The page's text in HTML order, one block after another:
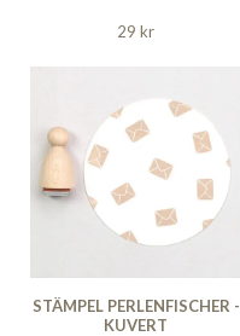
29 kr
STÄMPEL PERLENFISCHER -
KUVERT